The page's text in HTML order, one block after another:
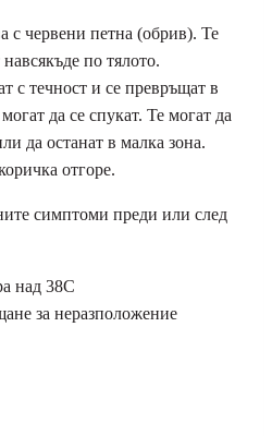
с червени петна (обрив). Те
по тялото.
с течност и се превръщат в
да се спукат. Те могат да
да останат в малка зона.
отгоре.
симптоми преди или след
над 38С
за неразположение